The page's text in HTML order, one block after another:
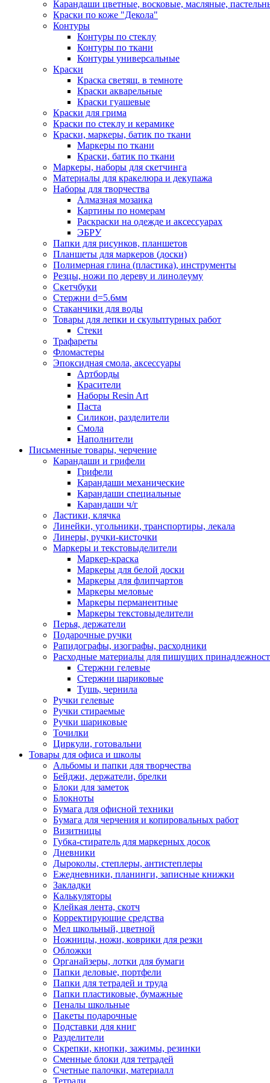
Карандаши цветные, восковые, масляные,
Краски по коже "Декола"
Контуры
Контуры по стеклу
Контуры по ткани
Контуры универсальные
Краски
Краска светящ. в темноте
Краски акварельные
Краски гуашевые
Краски для грима
Краски по стеклу и керамике
Краски, маркеры, батик по ткани
Маркеры по ткани
Краски, батик по ткани
Маркеры, наборы для скетчинга
Материалы для кракелюра и декупажа
Наборы для творчества
Алмазная мозаика
Картины по номерам
Раскраски на одежде и аксессуарах
ЭБРУ
Папки для рисунков, планшетов
Планшеты для маркеров (доски)
Полимерная глина (пластика), инструменты
Резцы, ножи по дереву и линолеуму
Скетчбуки
Стержни d=5.6мм
Стаканчики для воды
Товары для лепки и скульптурных работ
Стеки
Трафареты
Фломастеры
Эпоксидная смола, аксессуары
Артборды
Красители
Наборы Resin Art
Паста
Силикон, разделители
Смола
Наполнители
Письменные товары, черчение
Карандаши и грифели
Грифели
Карандаши механические
Карандаши специальные
Карандаши ч/г
Ластики, клячка
Линейки, угольники, транспортиры, лекала
Линеры, ручки-кисточки
Маркеры и текстовыделители
Маркер-краска
Маркеры для белой доски
Маркеры для флипчартов
Маркеры меловые
Маркеры перманентные
Маркеры текстовыделители
Перья, держатели
Подарочные ручки
Рапидографы, изографы, расходники
Расходные материалы для пишущих
Стержни гелевые
Стержни шариковые
Тушь, чернила
Ручки гелевые
Ручки стираемые
Ручки шариковые
Точилки
Циркули, готовальни
Товары для офиса и школы
Альбомы и папки для творчества
Бейджи, держатели, брелки
Блоки для заметок
Блокноты
Бумага для офисной техники
Бумага для черчения и копировальных работ
Визитницы
Губка-стиратель для маркерных досок
Дневники
Дыроколы, степлеры, антистеплеры
Ежедневники, планинги, записные книжки
Закладки
Калькуляторы
Клейкая лента, скотч
Корректирующие средства
Мел школьный, цветной
Ножницы, ножи, коврики для резки
Обложки
Органайзеры, лотки для бумаги
Папки деловые, портфели
Папки для тетрадей и труда
Папки пластиковые, бумажные
Пеналы школьные
Пакеты подарочные
Подставки для книг
Разделители
Скрепки, кнопки, зажимы, резинки
Сменные блоки для тетрадей
Счетные палочки, материалл
Тетради